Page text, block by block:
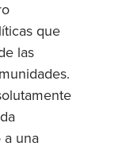
que
las
a una